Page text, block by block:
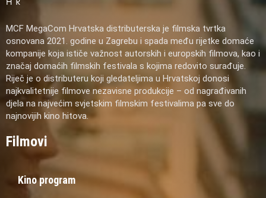
MCF MegaCom Hrvatska distributerska je filmska tvrtka
osnovana 2021. godine u Zagrebu i spada među rijetke domaće
kompanije koja ističe važnost autorskih i europskih filmova, kao i
značaj domaćih filmskih festivala s kojima redovito surađuje.
Riječ je o distributeru koji gledateljima u Hrvatskoj donosi
najkvalitetnije filmove nezavisne produkcije – od nagrađivanih
djela na najvećim svjetskim filmskim festivalima pa sve do
najnovijih kino hitova.
Filmovi
Kino program